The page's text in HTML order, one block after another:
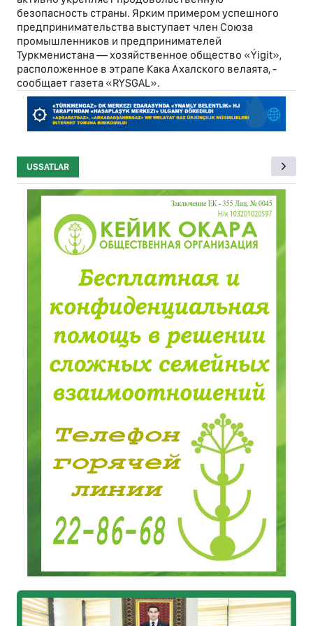
безопасность страны. Ярким примером успешного
предпринимательства выступает член Союза
промышленников и предпринимателей
Туркменистана — хозяйственное общество «Ýigit»,
расположенное в этрапе Кака Ахалского велаята, -
сообщает газета «RYSGAL».
USSATLAR